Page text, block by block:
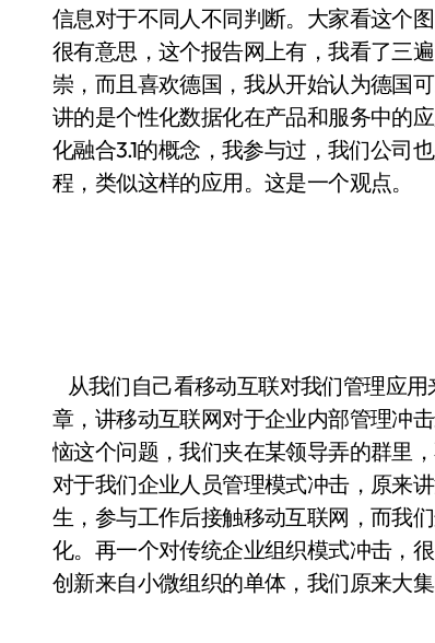
信息对于不同人不同判断。大家看这个
很有意思，这个报告网上有，我看了三
崇，而且喜欢德国，我从开始认为德国
讲的是个性化数据化在产品和服务中的
化融合3.1的概念，我参与过，我们公司
程，类似这样的应用。这是一个观点。
从我们自己看移动互联对我们管理应
章，讲移动互联网对于企业内部管理冲
恼这个问题，我们夹在某领导弄的群里
对于我们企业人员管理模式冲击，原来
生，参与工作后接触移动互联网，而我
化。再一个对传统企业组织模式冲击，
创新来自小微组织的单体，我们原来大